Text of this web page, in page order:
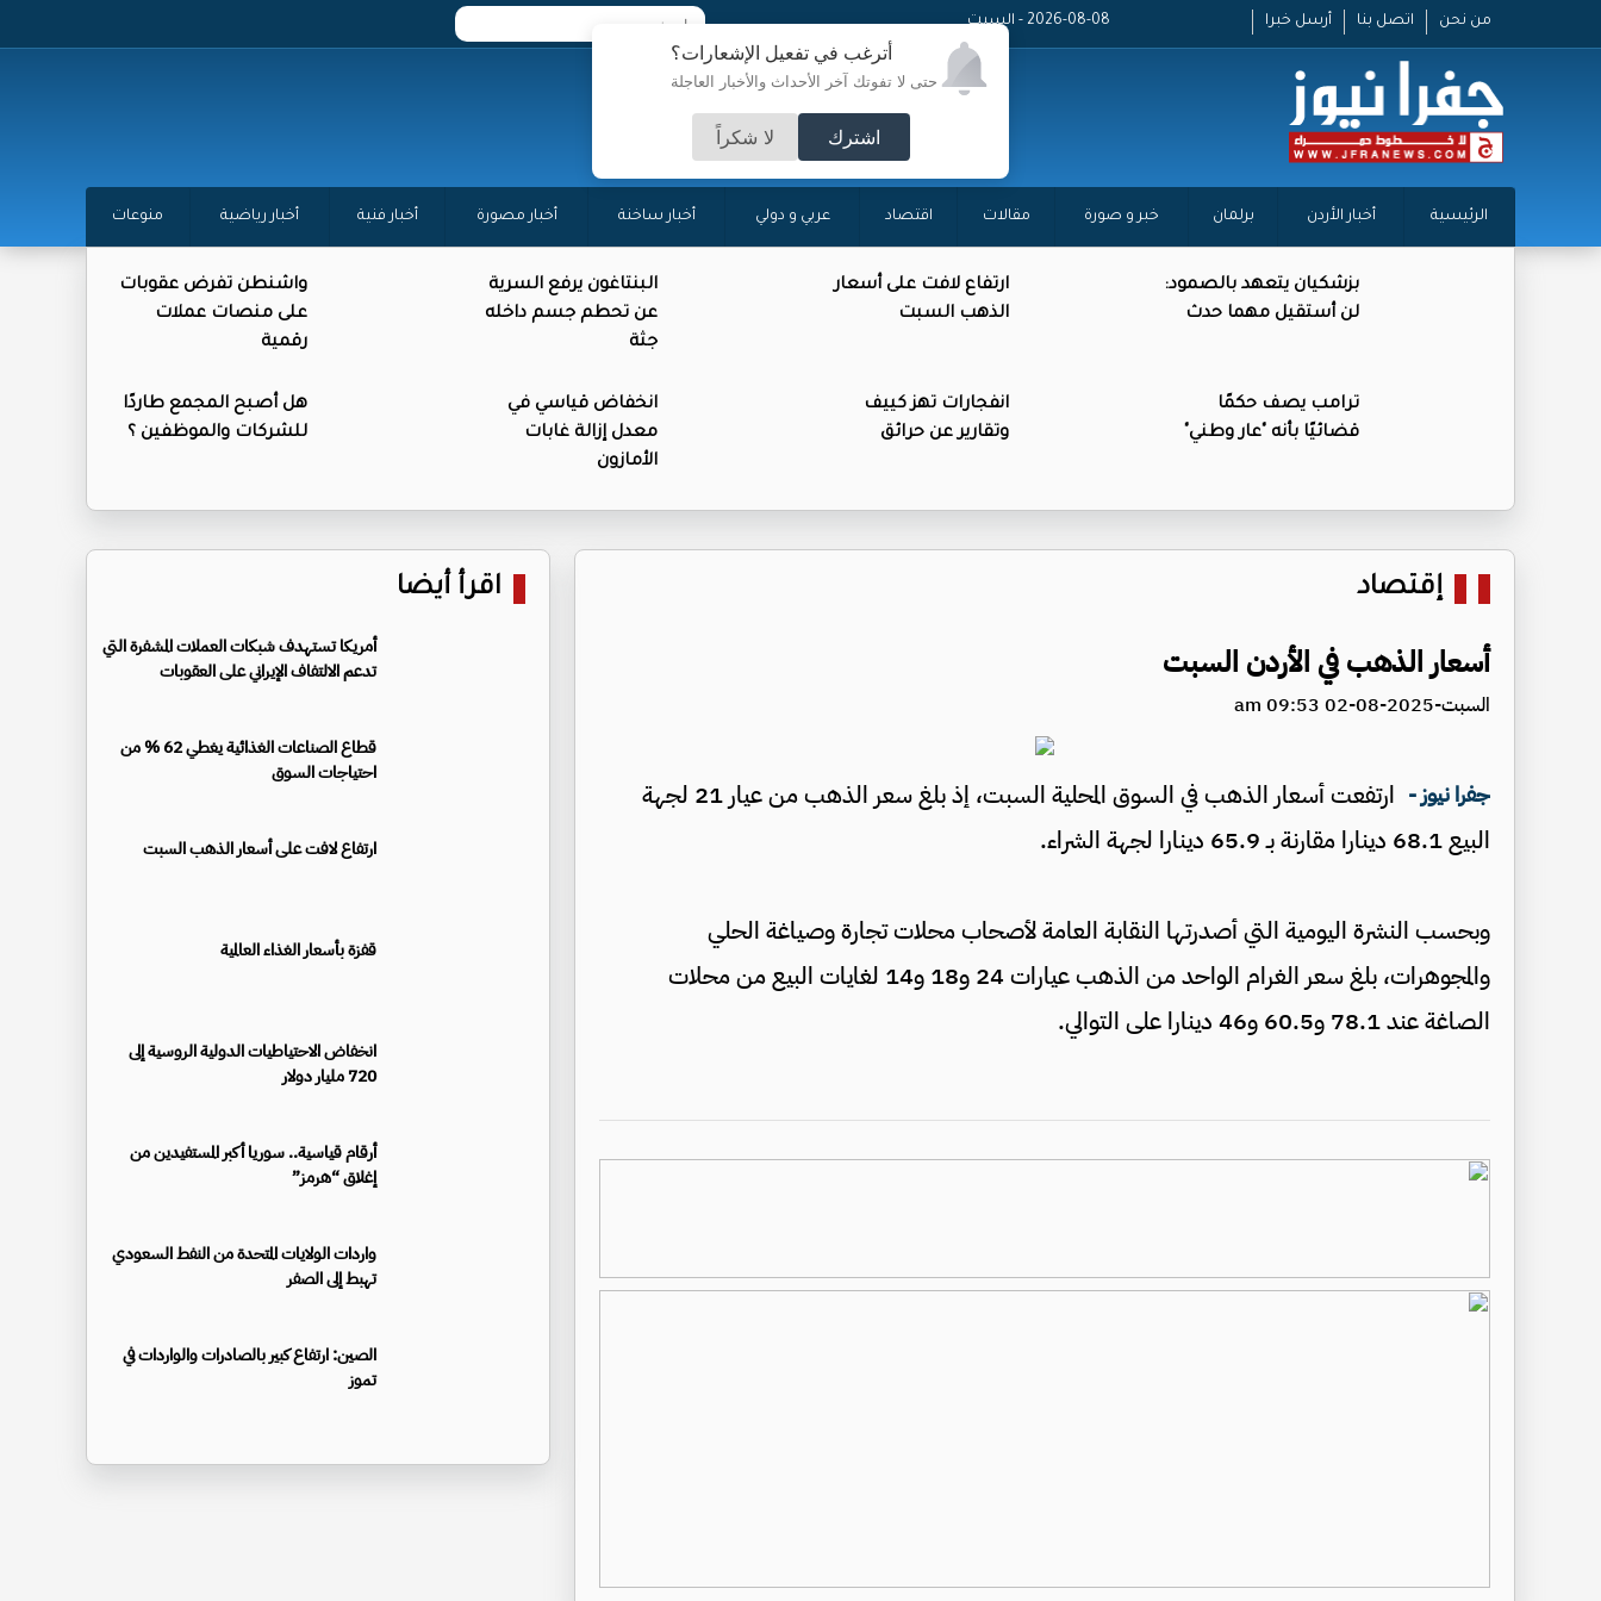
أترغب في تفعيل الإشعارات؟
حتى لا تفوتك آخر الأحداث والأخبار العاجلة
اشترك لا شكراً
من نحن اتصل بنا أرسل خبرا 2026-08-08 - السبت
الرئيسية أخبار الأردن برلمان خبر و صورة مقالات اقتصاد عربي و دولي أخبار ساخنة أخبار مصورة أخبار فنية أخبار رياضية منوعات
بزشكيان يتعهد بالصمود:
لن أستقيل مهما حدث
ارتفاع لافت على أسعار
الذهب السبت
البنتاغون يرفع السرية
عن تحطم جسم داخله
جثة
واشنطن تفرض عقوبات
على منصات عملات
رقمية
ترامب يصف حكمًا
قضائيًا بأنه "عار وطني"
انفجارات تهز كييف
وتقارير عن حرائق
انخفاض قياسي في
معدل إزالة غابات
الأمازون
هل أصبح المجمع طاردًا
للشركات والموظفين ؟
إقتصاد
أسعار الذهب في الأردن السبت
السبت-2025-08-02 09:53 am
جفرا نيوز -
ارتفعت أسعار الذهب في السوق المحلية السبت، إذ بلغ سعر الذهب من عيار 21 لجهة
البيع 68.1 دينارا مقارنة بـ 65.9 دينارا لجهة الشراء.
وبحسب النشرة اليومية التي أصدرتها النقابة العامة لأصحاب محلات تجارة وصياغة الحلي
والمجوهرات، بلغ سعر الغرام الواحد من الذهب عيارات 24 و18 و14 لغايات البيع من محلات
الصاغة عند 78.1 و60.5 و46 دينارا على التوالي.
اقرأ أيضا
أمريكا تستهدف شبكات العملات المشفرة التي
تدعم الالتفاف الإيراني على العقوبات
قطاع الصناعات الغذائية يغطي 62 % من
احتياجات السوق
ارتفاع لافت على أسعار الذهب السبت
قفزة بأسعار الغذاء العالمية
انخفاض الاحتياطيات الدولية الروسية إلى
720 مليار دولار
أرقام قياسية.. سوريا أكبر المستفيدين من
إغلاق “هرمز”
واردات الولايات المتحدة من النفط السعودي
تهبط إلى الصفر
الصين: ارتفاع كبير بالصادرات والواردات في
تموز